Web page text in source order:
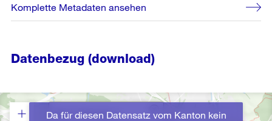
Komplette Metadaten ansehen
Datenbezug (download)
Da für diesen Datensatz vom Kanton kein